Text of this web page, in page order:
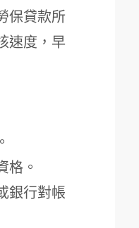
保貸款所
速度，早
格。
銀行對帳